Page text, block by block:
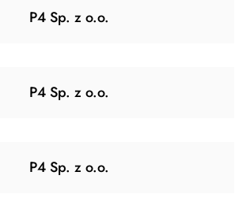
P4 Sp. z o.o.
P4 Sp. z o.o.
P4 Sp. z o.o.